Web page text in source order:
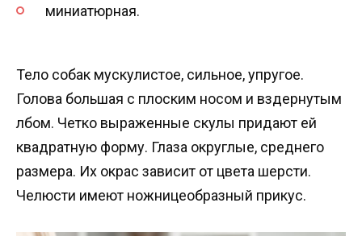
миниатюрная.
Тело собак мускулистое, сильное, упругое.
Голова большая с плоским носом и вздернутым
лбом. Четко выраженные скулы придают ей
квадратную форму. Глаза округлые, среднего
размера. Их окрас зависит от цвета шерсти.
Челюсти имеют ножницеобразный прикус.